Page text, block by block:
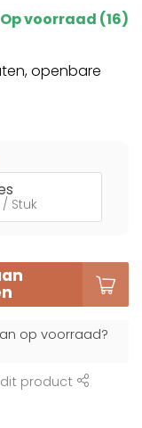
Op voorraad (16)
openbare
/ Stuk
op voorraad?
product